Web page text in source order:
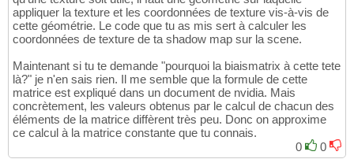
appliquer la texture et les coordonnées de texture vis-à-vis de
cette géométrie. Le code que tu as mis sert à calculer les
coordonnées de texture de ta shadow map sur la scene.
Maintenant si tu te demande "pourquoi la biaismatrix à cette tete
là?" je n'en sais rien. Il me semble que la formule de cette
matrice est expliqué dans un document de nvidia. Mais
concrètement, les valeurs obtenus par le calcul de chacun des
éléments de la matrice diffèrent très peu. Donc on approxime
ce calcul à la matrice constante que tu connais.
0
0